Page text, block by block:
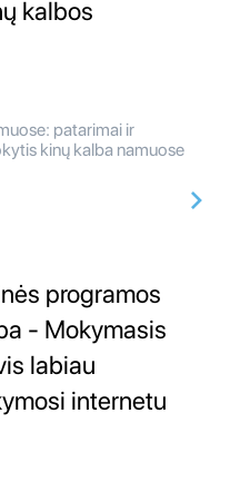
kalbos
patarimai ir
kinų kalba namuose
programos
- Mokymasis
labiau
internetu